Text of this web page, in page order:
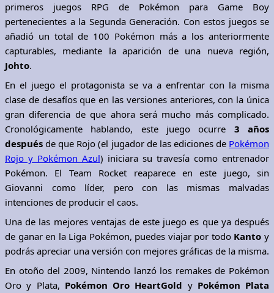
primeros juegos RPG de Pokémon para Game Boy
pertenecientes a la Segunda Generación. Con estos juegos se
añadió un total de 100 Pokémon más a los anteriormente
capturables, mediante la aparición de una nueva región,
Johto.
En el juego el protagonista se va a enfrentar con la misma
clase de desafíos que en las versiones anteriores, con la única
gran diferencia de que ahora será mucho más complicado.
Cronológicamente hablando, este juego ocurre 3 años
después de que Rojo (el jugador de las ediciones de Pokémon
Rojo y Pokémon Azul) iniciara su travesía como entrenador
Pokémon. El Team Rocket reaparece en este juego, sin
Giovanni como líder, pero con las mismas malvadas
intenciones de producir el caos.
Una de las mejores ventajas de este juego es que ya después
de ganar en la Liga Pokémon, puedes viajar por todo Kanto y
podrás apreciar una versión con mejores gráficas de la misma.
En otoño del 2009, Nintendo lanzó los remakes de Pokémon
Oro y Plata, Pokémon Oro HeartGold y Pokémon Plata